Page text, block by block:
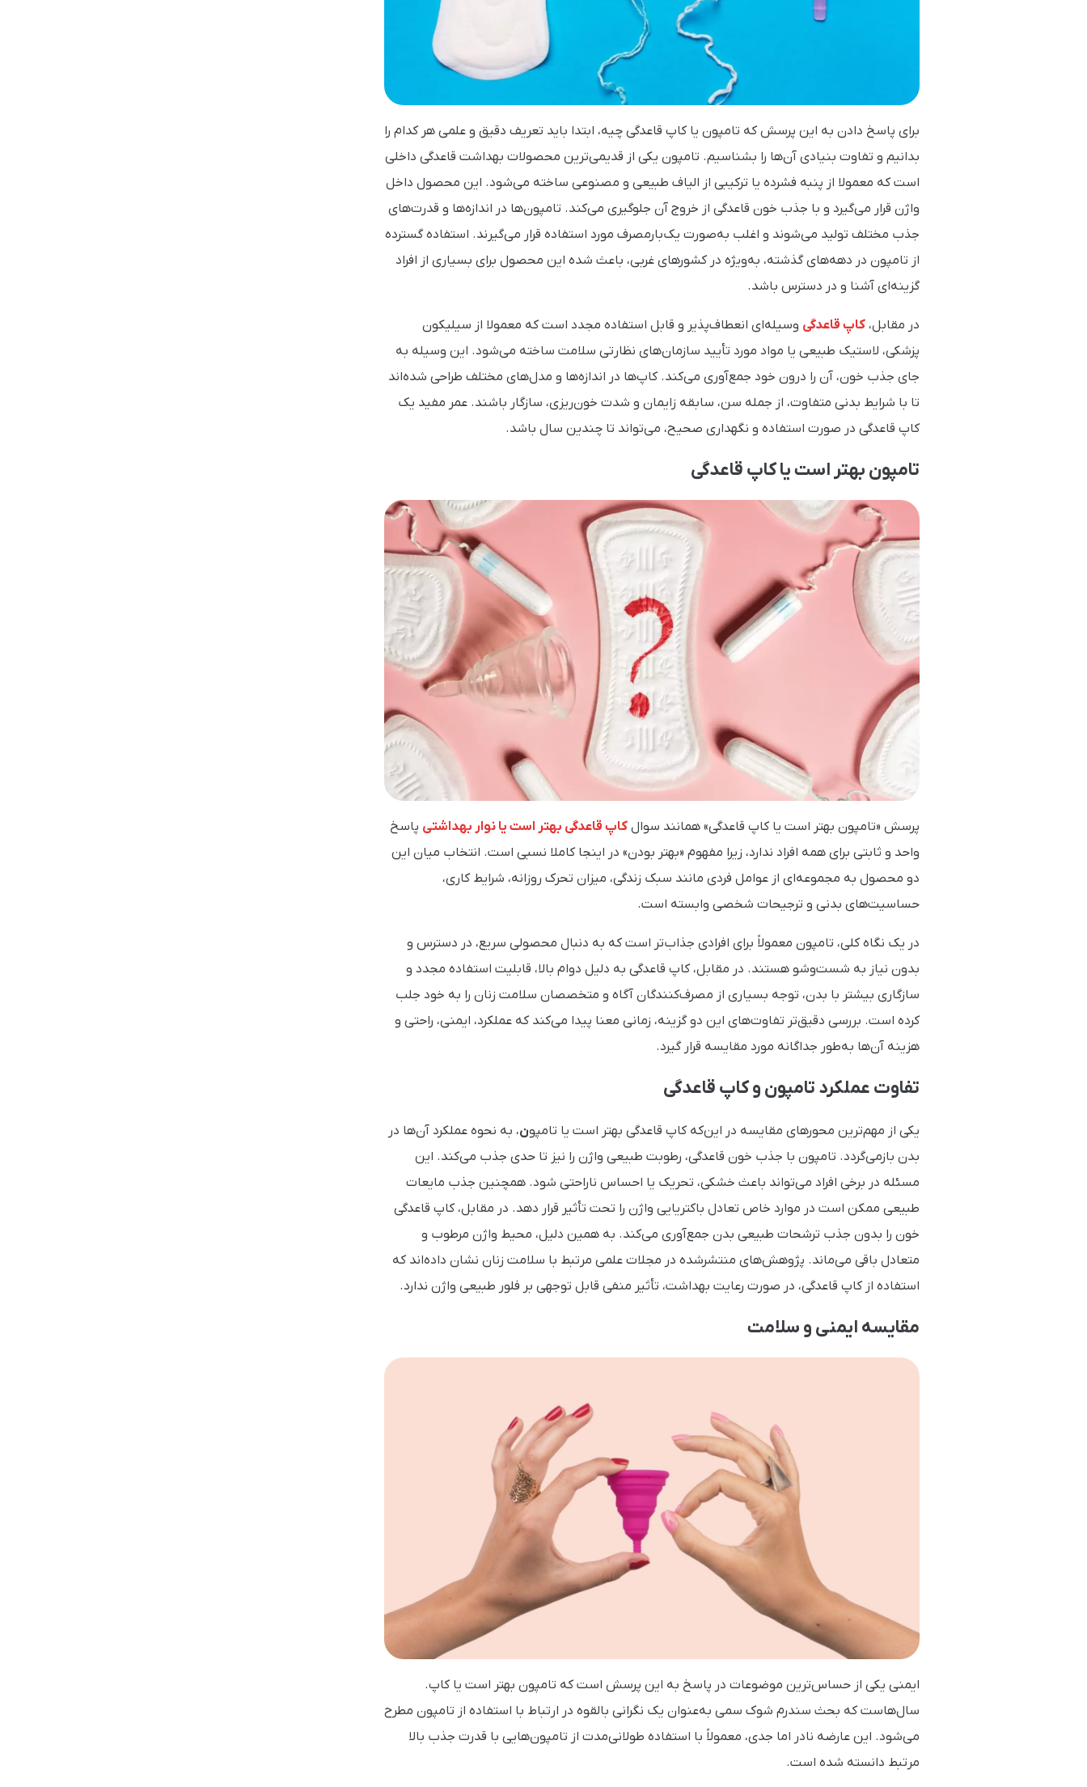
برای پاسخ دادن به این پرسش که تامپون یا کاپ قاعدگی چیه، ابتدا باید تعریف دقیق و علمی هر کدام را
بدانیم و تفاوت بنیادی آن‌ها را بشناسیم. تامپون یکی از قدیمی‌ترین محصولات بهداشت قاعدگی داخلی
است که معمولا از پنبه فشرده یا ترکیبی از الیاف طبیعی و مصنوعی ساخته می‌شود. این محصول داخل
واژن قرار می‌گیرد و با جذب خون قاعدگی از خروج آن جلوگیری می‌کند. تامپون‌ها در اندازه‌ها و قدرت‌های
جذب مختلف تولید می‌شوند و اغلب به‌صورت یک‌بارمصرف مورد استفاده قرار می‌گیرند. استفاده گسترده
از تامپون در دهه‌های گذشته، به‌ویژه در کشورهای غربی، باعث شده این محصول برای بسیاری از افراد
گزینه‌ای آشنا و در دسترس باشد.
در مقابل، کاپ قاعدگی وسیله‌ای انعطاف‌پذیر و قابل استفاده مجدد است که معمولا از سیلیکون
پزشکی، لاستیک طبیعی یا مواد مورد تأیید سازمان‌های نظارتی سلامت ساخته می‌شود. این وسیله به
جای جذب خون، آن را درون خود جمع‌آوری می‌کند. کاپ‌ها در اندازه‌ها و مدل‌های مختلف طراحی شده‌اند
تا با شرایط بدنی متفاوت، از جمله سن، سابقه زایمان و شدت خون‌ریزی، سازگار باشند. عمر مفید یک
کاپ قاعدگی در صورت استفاده و نگهداری صحیح، می‌تواند تا چندین سال باشد.
تامپون بهتر است یا کاپ قاعدگی
پرسش «تامپون بهتر است یا کاپ قاعدگی» همانند سوال کاپ قاعدگی بهتر است یا نوار بهداشتی پاسخ
واحد و ثابتی برای همه افراد ندارد، زیرا مفهوم «بهتر بودن» در اینجا کاملا نسبی است. انتخاب میان این
دو محصول به مجموعه‌ای از عوامل فردی مانند سبک زندگی، میزان تحرک روزانه، شرایط کاری،
حساسیت‌های بدنی و ترجیحات شخصی وابسته است.
در یک نگاه کلی، تامپون معمولاً برای افرادی جذاب‌تر است که به دنبال محصولی سریع، در دسترس و
بدون نیاز به شست‌وشو هستند. در مقابل، کاپ قاعدگی به دلیل دوام بالا، قابلیت استفاده مجدد و
سازگاری بیشتر با بدن، توجه بسیاری از مصرف‌کنندگان آگاه و متخصصان سلامت زنان را به خود جلب
کرده است. بررسی دقیق‌تر تفاوت‌های این دو گزینه، زمانی معنا پیدا می‌کند که عملکرد، ایمنی، راحتی و
هزینه آن‌ها به‌طور جداگانه مورد مقایسه قرار گیرد.
تفاوت عملکرد تامپون و کاپ قاعدگی
یکی از مهم‌ترین محورهای مقایسه در این‌که کاپ قاعدگی بهتر است یا تامپون، به نحوه عملکرد آن‌ها در
بدن بازمی‌گردد. تامپون با جذب خون قاعدگی، رطوبت طبیعی واژن را نیز تا حدی جذب می‌کند. این
مسئله در برخی افراد می‌تواند باعث خشکی، تحریک یا احساس ناراحتی شود. همچنین جذب مایعات
طبیعی ممکن است در موارد خاص تعادل باکتریایی واژن را تحت تأثیر قرار دهد. در مقابل، کاپ قاعدگی
خون را بدون جذب ترشحات طبیعی بدن جمع‌آوری می‌کند. به همین دلیل، محیط واژن مرطوب و
متعادل باقی می‌ماند. پژوهش‌های منتشرشده در مجلات علمی مرتبط با سلامت زنان نشان داده‌اند که
استفاده از کاپ قاعدگی، در صورت رعایت بهداشت، تأثیر منفی قابل توجهی بر فلور طبیعی واژن ندارد.
مقایسه ایمنی و سلامت
ایمنی یکی از حساس‌ترین موضوعات در پاسخ به این پرسش است که تامپون بهتر است یا کاپ.
سال‌هاست که بحث سندرم شوک سمی به‌عنوان یک نگرانی بالقوه در ارتباط با استفاده از تامپون مطرح
می‌شود. این عارضه نادر اما جدی، معمولاً با استفاده طولانی‌مدت از تامپون‌هایی با قدرت جذب بالا
مرتبط دانسته شده است.